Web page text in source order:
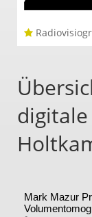
Mark Mazur